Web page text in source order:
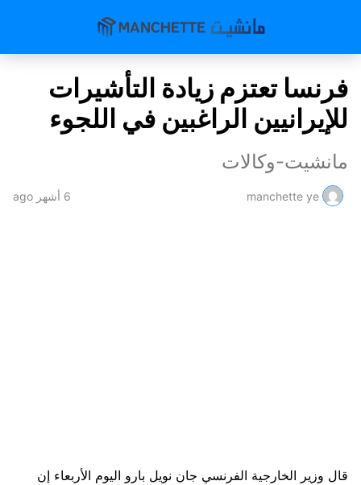
فرنسا تعتزم زيادة التأشيرات
للإيرانيين الراغبين في اللجوء
مانشيت-وكالات
manchette ye 6 أشهر ago
قال وزير الخارجية الفرنسي جان نويل بارو اليوم الأربعاء إن